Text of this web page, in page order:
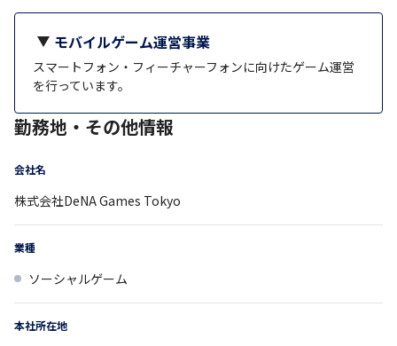
モバイルゲーム運営事業
スマートフォン・フィーチャーフォンに向けたゲーム運営
を行っています。
勤務地・その他情報
会社名
株式会社DeNA Games Tokyo
業種
ソーシャルゲーム
本社所在地